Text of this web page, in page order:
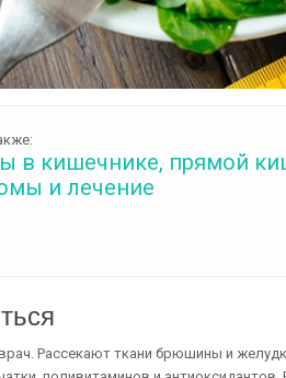
в кишечнике, прямой
и лечение
Рассекают ткани брюшины и